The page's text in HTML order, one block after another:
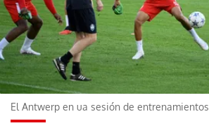
El Antwerp en ua sesión de entrenamientos